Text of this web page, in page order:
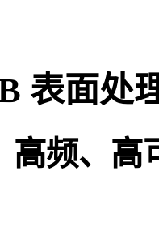
表面处
高频、高